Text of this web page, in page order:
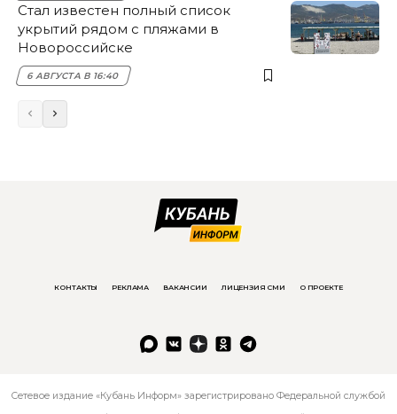
Стал известен полный список
укрытий рядом с пляжами в
Новороссийске
6 АВГУСТА В 16:40
КОНТАКТЫ РЕКЛАМА ВАКАНСИИ ЛИЦЕНЗИЯ СМИ О ПРОЕКТЕ
Сетевое издание «Кубань Информ» зарегистрировано Федеральной службой